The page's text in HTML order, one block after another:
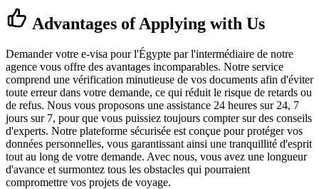
Advantages of Applying with Us
Demander votre e-visa pour l'Égypte par l'intermédiaire de notre
agence vous offre des avantages incomparables. Notre service
comprend une vérification minutieuse de vos documents afin d'éviter
toute erreur dans votre demande, ce qui réduit le risque de retards ou
de refus. Nous vous proposons une assistance 24 heures sur 24, 7
jours sur 7, pour que vous puissiez toujours compter sur des conseils
d'experts. Notre plateforme sécurisée est conçue pour protéger vos
données personnelles, vous garantissant ainsi une tranquillité d'esprit
tout au long de votre demande. Avec nous, vous avez une longueur
d'avance et surmontez tous les obstacles qui pourraient
compromettre vos projets de voyage.